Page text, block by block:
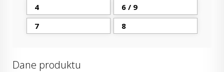
4
6 / 9
7
8
Dane produktu